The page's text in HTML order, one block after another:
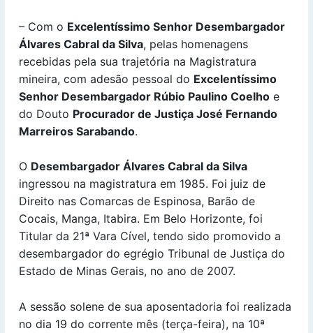
– Com o Excelentíssimo Senhor Desembargador
Álvares Cabral da Silva, pelas homenagens
recebidas pela sua trajetória na Magistratura
mineira, com adesão pessoal do Excelentíssimo
Senhor Desembargador Rúbio Paulino Coelho e
do Douto Procurador de JustiçaJosé Fernando
Marreiros Sarabando.
O Desembargador Álvares Cabral da Silva
ingressou na magistratura em 1985. Foi juiz de
Direito nas Comarcas de Espinosa, Barão de
Cocais, Manga, Itabira. Em Belo Horizonte, foi
Titular da 21ª Vara Cível, tendo sido promovido a
desembargador do egrégio Tribunal de Justiça do
Estado de Minas Gerais, no ano de 2007.
A sessão solene de sua aposentadoria foi realizada
no dia 19 do corrente mês (terça-feira), na 10ª